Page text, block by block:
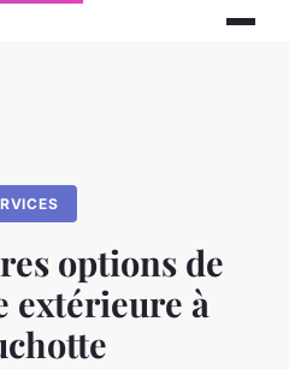
options de
extérieure à